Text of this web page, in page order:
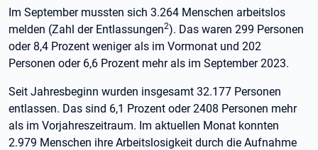
Im September mussten sich 3.264 Menschen arbeitslos
melden (Zahl der Entlassungen2). Das waren 299 Personen
oder 8,4 Prozent weniger als im Vormonat und 202
Personen oder 6,6 Prozent mehr als im September 2023.
Seit Jahresbeginn wurden insgesamt 32.177 Personen
entlassen. Das sind 6,1 Prozent oder 2408 Personen mehr
als im Vorjahreszeitraum. Im aktuellen Monat konnten
2.979 Menschen ihre Arbeitslosigkeit durch die Aufnahme